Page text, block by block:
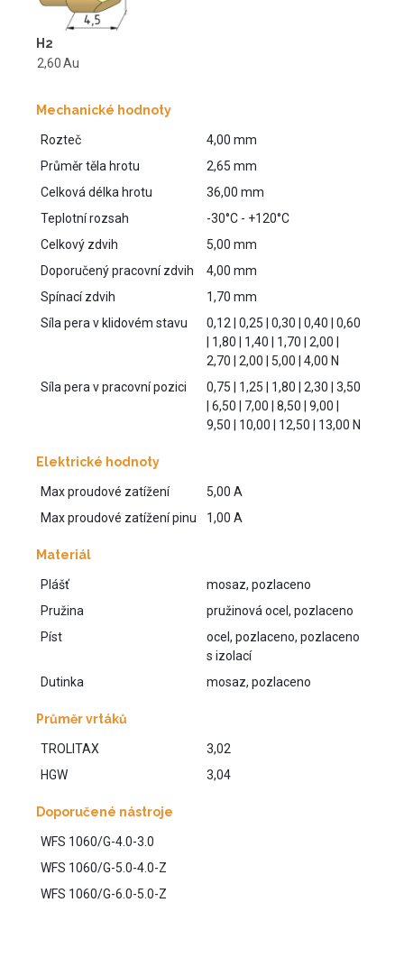
H2
2,60Au
Mechanické hodnoty
Rozteč
4,00 mm
Průměr těla hrotu
2,65 mm
Celková délka hrotu
36,00 mm
Teplotní rozsah
-30°C - +120°C
Celkový zdvih
5,00 mm
Doporučený pracovní zdvih
4,00 mm
Spínací zdvih
1,70 mm
Síla pera v klidovém stavu
0,12 | 0,25 | 0,30 | 0,40 | 0,60
| 1,80 | 1,40 | 1,70 | 2,00 |
2,70 | 2,00 | 5,00 | 4,00 N
Síla pera v pracovní pozici
0,75 | 1,25 | 1,80 | 2,30 | 3,50
| 6,50 | 7,00 | 8,50 | 9,00 |
9,50 | 10,00 | 12,50 | 13,00 N
Elektrické hodnoty
Max proudové zatížení
5,00 A
Max proudové zatížení pinu
1,00 A
Materiál
Plášť
mosaz, pozlaceno
Pružina
pružinová ocel, pozlaceno
Píst
ocel, pozlaceno, pozlaceno
s izolací
Dutinka
mosaz, pozlaceno
Průměr vrtáků
TROLITAX
3,02
HGW
3,04
Doporučené nástroje
WFS 1060/G-4.0-3.0
WFS 1060/G-5.0-4.0-Z
WFS 1060/G-6.0-5.0-Z